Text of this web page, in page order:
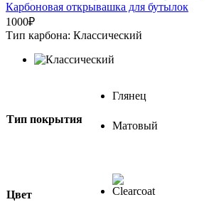
Карбоновая открывашка для бутылок
1000₽
Тип карбона: Классический
Тип покрытия
Глянец
Матовый
Цвет